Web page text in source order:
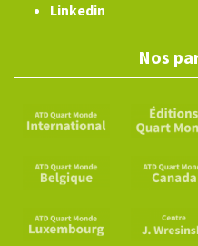
Linkedin
Nos